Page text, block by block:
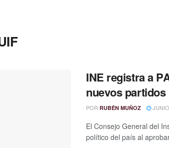
INE registra a
nuevos partidos
POR RUBÉN MUÑOZ
El Consejo General del
político del país al